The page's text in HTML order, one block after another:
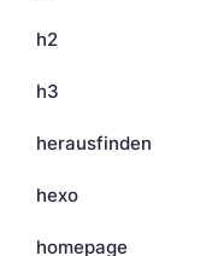
h2
h3
herausfinden
hexo
homepage